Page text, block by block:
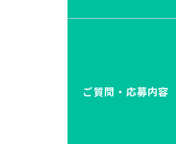
ご質問・応募内容